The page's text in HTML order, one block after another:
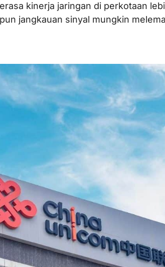
kinerja jaringan di perkotaan
jangkauan sinyal mungkin